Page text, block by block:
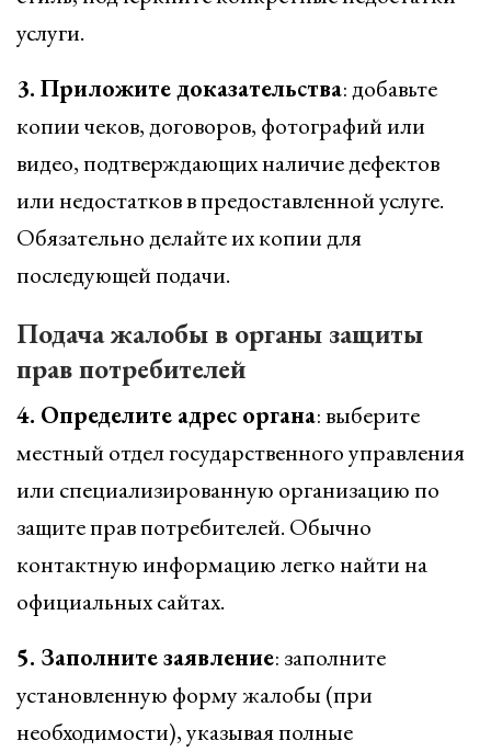
услуги.
3. Приложите доказательства: добавьте
копии чеков, договоров, фотографий или
видео, подтверждающих наличие дефектов
или недостатков в предоставленной услуге.
Обязательно делайте их копии для
последующей подачи.
Подача жалобы в органы защиты
прав потребителей
4. Определите адрес органа: выберите
местный отдел государственного управления
или специализированную организацию по
защите прав потребителей. Обычно
контактную информацию легко найти на
официальных сайтах.
5. Заполните заявление: заполните
установленную форму жалобы (при
необходимости), указывая полные